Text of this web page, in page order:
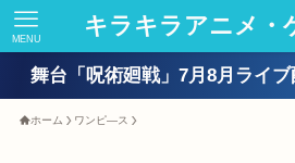
キラキラアニメ・
MENU
舞台「呪術廻戦」7月8月ライ
ホーム ワンピ―ス